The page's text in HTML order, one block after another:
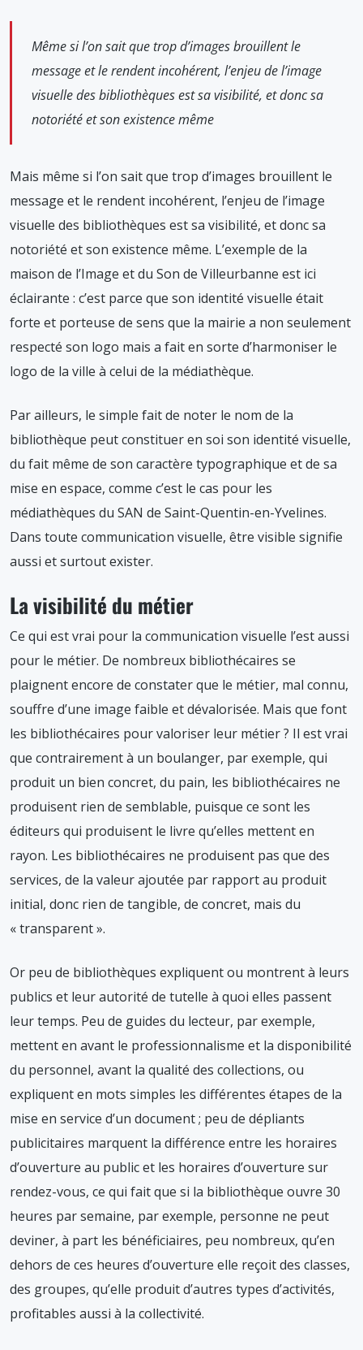
Même si l’on sait que trop d’images brouillent le
message et le rendent incohérent, l’enjeu de l’image
visuelle des bibliothèques est sa visibilité, et donc sa
notoriété et son existence même
Mais même si l’on sait que trop d’images brouillent le
message et le rendent incohérent, l’enjeu de l’image
visuelle des bibliothèques est sa visibilité, et donc sa
notoriété et son existence même. L’exemple de la
maison de l’Image et du Son de Villeurbanne est ici
éclairante : c’est parce que son identité visuelle était
forte et porteuse de sens que la mairie a non seulement
respecté son logo mais a fait en sorte d’harmoniser le
logo de la ville à celui de la médiathèque.
Par ailleurs, le simple fait de noter le nom de la
bibliothèque peut constituer en soi son identité visuelle,
du fait même de son caractère typographique et de sa
mise en espace, comme c’est le cas pour les
médiathèques du SAN de Saint-Quentin-en-Yvelines.
Dans toute communication visuelle, être visible signifie
aussi et surtout exister.
La visibilité du métier
Ce qui est vrai pour la communication visuelle l’est aussi
pour le métier. De nombreux bibliothécaires se
plaignent encore de constater que le métier, mal connu,
souffre d’une image faible et dévalorisée. Mais que font
les bibliothécaires pour valoriser leur métier ? Il est vrai
que contrairement à un boulanger, par exemple, qui
produit un bien concret, du pain, les bibliothécaires ne
produisent rien de semblable, puisque ce sont les
éditeurs qui produisent le livre qu’elles mettent en
rayon. Les bibliothécaires ne produisent pas que des
services, de la valeur ajoutée par rapport au produit
initial, donc rien de tangible, de concret, mais du
« transparent ».
Or peu de bibliothèques expliquent ou montrent à leurs
publics et leur autorité de tutelle à quoi elles passent
leur temps. Peu de guides du lecteur, par exemple,
mettent en avant le professionnalisme et la disponibilité
du personnel, avant la qualité des collections, ou
expliquent en mots simples les différentes étapes de la
mise en service d’un document ; peu de dépliants
publicitaires marquent la différence entre les horaires
d’ouverture au public et les horaires d’ouverture sur
rendez-vous, ce qui fait que si la bibliothèque ouvre 30
heures par semaine, par exemple, personne ne peut
deviner, à part les bénéficiaires, peu nombreux, qu’en
dehors de ces heures d’ouverture elle reçoit des classes,
des groupes, qu’elle produit d’autres types d’activités,
profitables aussi à la collectivité.